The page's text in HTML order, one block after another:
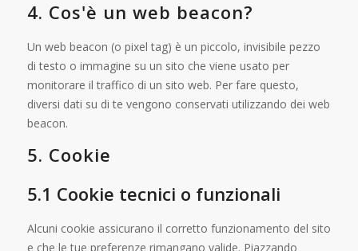
4. Cos'è un web beacon?
Un web beacon (o pixel tag) è un piccolo, invisibile pezzo
di testo o immagine su un sito che viene usato per
monitorare il traffico di un sito web. Per fare questo,
diversi dati su di te vengono conservati utilizzando dei web
beacon.
5. Cookie
5.1 Cookie tecnici o funzionali
Alcuni cookie assicurano il corretto funzionamento del sito
e che le tue preferenze rimangano valide. Piazzando